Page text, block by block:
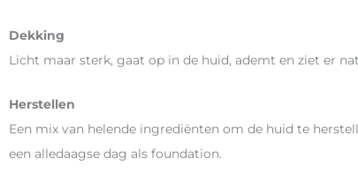
Dekking
Licht maar sterk, gaat op in de huid, ademt en ziet er
Herstellen
Een mix van helende ingrediënten om de huid te
een alledaagse dag als foundation.